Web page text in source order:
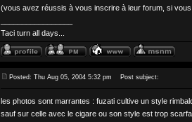
(vous avez réussis à vous inscrire à leur forum, si
Taci turn all days...
Posted: Thu Aug 05, 2004 5:32 pm Post subject:
les photos sont marrantes : fuzati cultive un style
sauf sur celle avec le cigare ou son style est trop